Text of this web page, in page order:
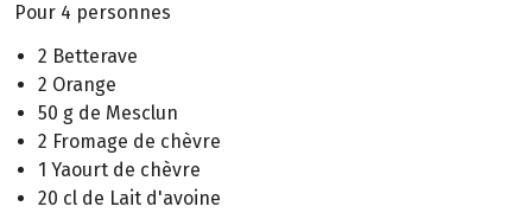
Pour 4 personnes
2 Betterave
2 Orange
50 g de Mesclun
2 Fromage de chèvre
1 Yaourt de chèvre
20 cl de Lait d'avoine